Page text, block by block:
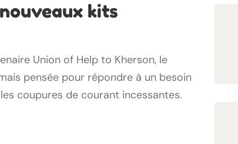
kits
Union of Help to Kherson, le
pensée pour répondre à un besoin
coupures de courant incessantes.